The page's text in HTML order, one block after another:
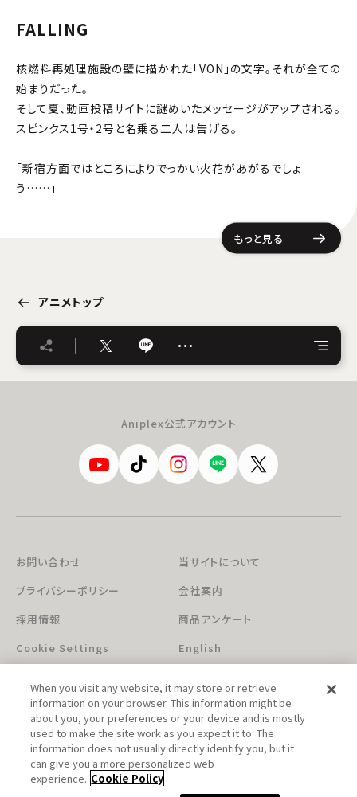
FALLING
核燃料再処理施設の壁に描かれた「VON」の文字。それが全ての
始まりだった。
そして夏、動画投稿サイトに謎めいたメッセージがアップされる。
スピンクス1号・2号と名乗る二人は告げる。
「新宿方面ではところによりでっかい火花があがるでしょ
う……」
もっと見る
アニメトップ
…
Aniplex公式アカウント
お問い合わせ
当サイトについて
プライバシーポリシー
会社案内
採用情報
商品アンケート
Cookie Settings
English
このホームページに掲載されている著作物の無断利用を禁じます。
When you visit any website, it may store or retrieve
information on your browser. This information might be
about you, your preferences or your device and is mostly
used to make the site work as you expect it to. The
information does not usually directly identify you, but it
can give you a more personalized web
experience. Cookie Policy